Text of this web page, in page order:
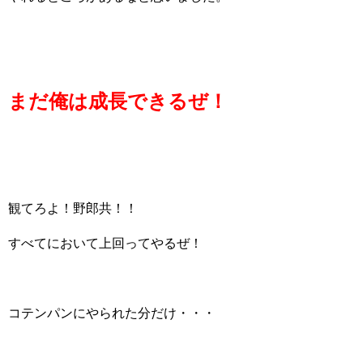
まだ俺は成長できるぜ！
観てろよ！野郎共！！
すべてにおいて上回ってやるぜ！
コテンパンにやられた分だけ・・・